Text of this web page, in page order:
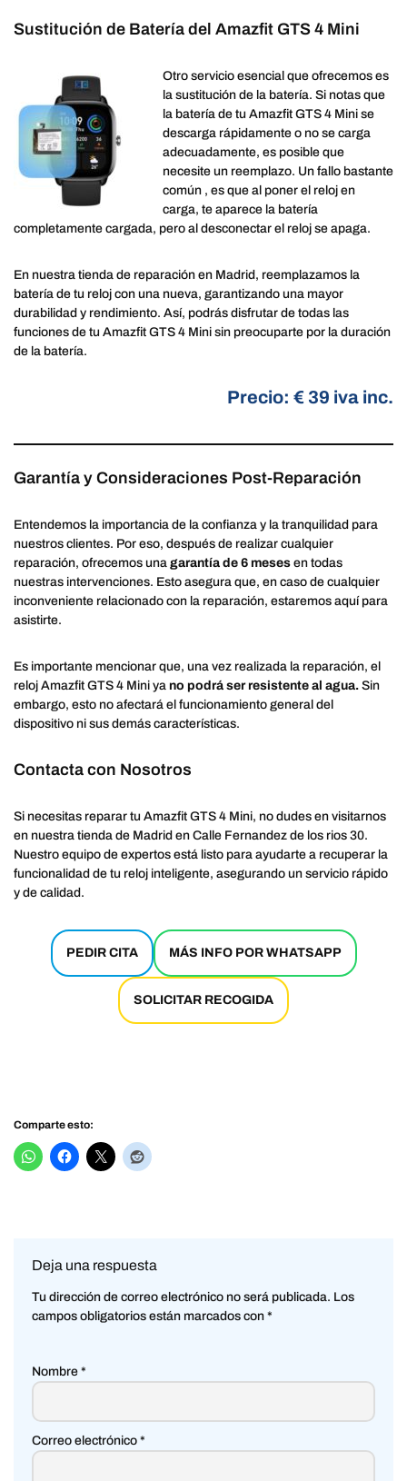
Sustitución de Batería del Amazfit GTS 4 Mini
Otro servicio esencial que ofrecemos es
la sustitución de la batería. Si notas que
la batería de tu Amazfit GTS 4 Mini se
descarga rápidamente o no se carga
adecuadamente, es posible que
necesite un reemplazo. Un fallo bastante
común , es que al poner el reloj en
carga, te aparece la batería
completamente cargada, pero al desconectar el reloj se apaga.
En nuestra tienda de reparación en Madrid, reemplazamos la
batería de tu reloj con una nueva, garantizando una mayor
durabilidad y rendimiento. Así, podrás disfrutar de todas las
funciones de tu Amazfit GTS 4 Mini sin preocuparte por la duración
de la batería.
Precio: € 39 iva inc.
Garantía y Consideraciones Post-Reparación
Entendemos la importancia de la confianza y la tranquilidad para
nuestros clientes. Por eso, después de realizar cualquier
reparación, ofrecemos una garantía de 6 meses en todas
nuestras intervenciones. Esto asegura que, en caso de cualquier
inconveniente relacionado con la reparación, estaremos aquí para
asistirte.
Es importante mencionar que, una vez realizada la reparación, el
reloj Amazfit GTS 4 Mini ya no podrá ser resistente al agua. Sin
embargo, esto no afectará el funcionamiento general del
dispositivo ni sus demás características.
Contacta con Nosotros
Si necesitas reparar tu Amazfit GTS 4 Mini, no dudes en visitarnos
en nuestra tienda de Madrid en Calle Fernandez de los rios 30.
Nuestro equipo de expertos está listo para ayudarte a recuperar la
funcionalidad de tu reloj inteligente, asegurando un servicio rápido
y de calidad.
PEDIR CITA MÁS INFO POR WHATSAPP
SOLICITAR RECOGIDA
Comparte esto:
Deja una respuesta
Tu dirección de correo electrónico no será publicada. Los
campos obligatorios están marcados con *
Nombre *
Correo electrónico *